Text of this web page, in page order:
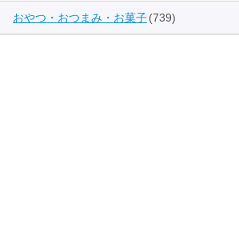
おやつ・おつまみ・お菓子(739)